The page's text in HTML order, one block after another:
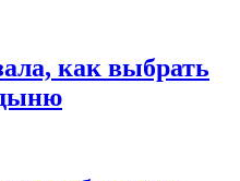
как выбрать